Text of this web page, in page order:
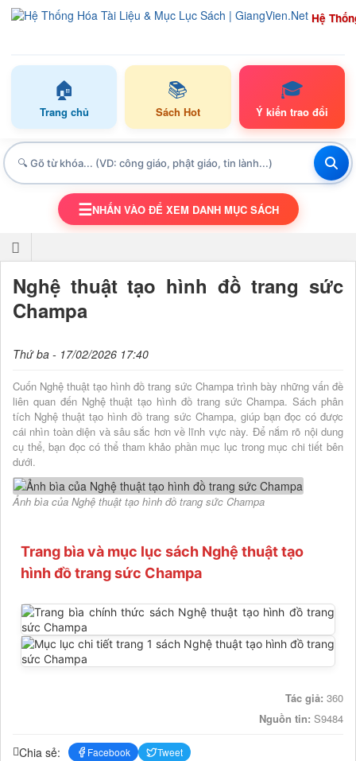
Hệ
🏠
Trang chủ
📚
Sách Hot
🎓
Ý kiến trao đổi
TOGGLE NAVIGATION
☰NHẤN VÀO ĐỂ XEM DANH MỤC SÁCH
Nghệ thuật tạo hình đồ trang sức
Champa
Thứ ba - 17/02/2026 17:40
Cuốn Nghệ thuật tạo hình đồ trang sức Champa trình bày những vấn đề
liên quan đến Nghệ thuật tạo hình đồ trang sức Champa. Sách phân
tích Nghệ thuật tạo hình đồ trang sức Champa, giúp bạn đọc có được
cái nhìn toàn diện và sâu sắc hơn về lĩnh vực này. Để nắm rõ nội dung
cụ thể, bạn đọc có thể tham khảo phần mục lục trong mục chi tiết bên
dưới.
Ảnh bìa của Nghệ thuật tạo hình đồ trang sức Champa
Trang bìa và mục lục sách Nghệ thuật tạo
hình đồ trang sức Champa
Tác giả: 360
Nguồn tin: S9484
Chia sẻ: Facebook Tweet